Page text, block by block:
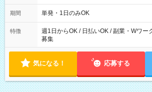
～21：00
期間 単発・1日のみOK
特徴
週1日からOK / 日払いOK / 副業・Wワー
募集
気になる！ 応募する